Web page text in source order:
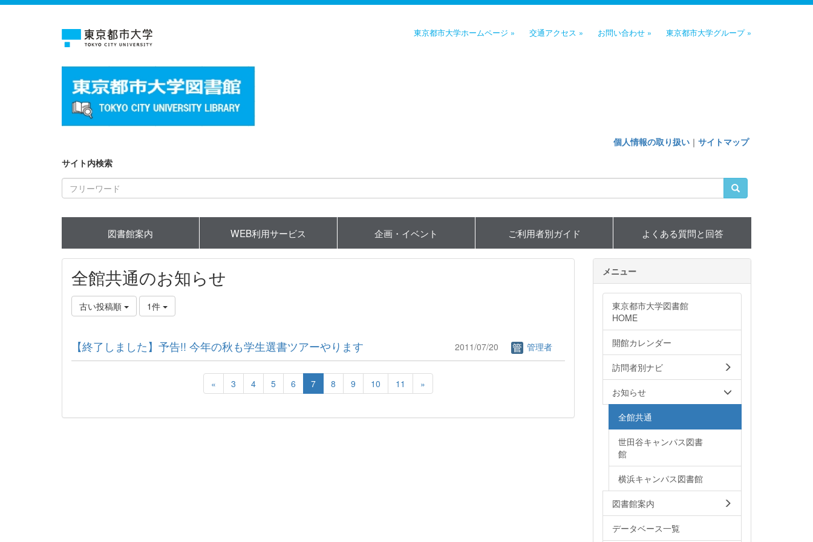
東京都市大学ホームページ » 交通アクセス » お問い合わせ » 東京都市大学グループ »
個人情報の取り扱い ｜ サイトマップ
サイト内検索
図書館案内 WEB利用サービス 企画・イベント ご利用者別ガイド よくある質問と回答
全館共通のお知らせ
古い投稿順 1件
【終了しました】予告!! 今年の秋も学生選書ツアーやります 2011/07/20 管理者
« 3 4 5 6 7 8 9 10 11 »
メニュー
東京都市大学図書館
HOME
開館カレンダー
訪問者別ナビ
お知らせ
全館共通
世田谷キャンパス図書
館
横浜キャンパス図書館
図書館案内
データベース一覧